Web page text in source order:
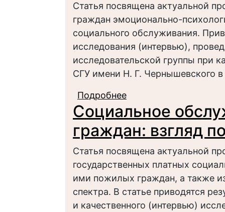
Статья посвящена актуальной
граждан эмоционально-
социального обслуживания.
исследования (интервью),
исследовательской группы при
СГУ имени Н. Г. Чернышевского в
Подробнее
психологической
Социальное
граждан: взгляд
Статья посвящена актуальной
государственных платных
ими пожилых граждан, а также
спектра. В статье приводятся
и качественного (интервью)